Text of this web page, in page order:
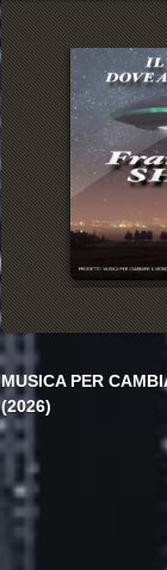
MUSICA PER
(2026)